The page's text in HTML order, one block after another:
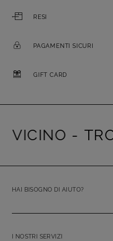
RESI
PAGAMENTI SICURI
GIFT CARD
-
HAI BISOGNO DI AIUTO?
I NOSTRI SERVIZI